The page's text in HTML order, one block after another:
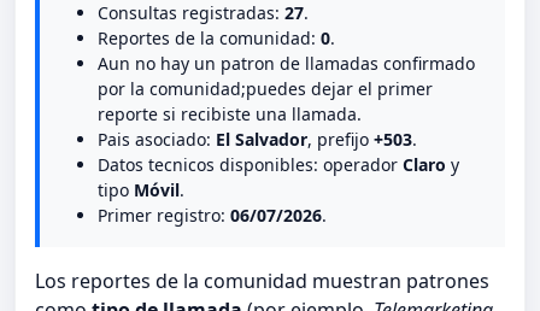
Consultas registradas: 27.
Reportes de la comunidad: 0.
Aun no hay un patron de llamadas confirmado
por la comunidad;puedes dejar el primer
reporte si recibiste una llamada.
Pais asociado: El Salvador, prefijo +503.
Datos tecnicos disponibles: operador Claro y
tipo Móvil.
Primer registro: 06/07/2026.
Los reportes de la comunidad muestran patrones